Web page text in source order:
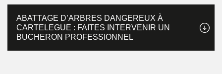
ABATTAGE D’ARBRES DANGEREUX À
CARTELEGUE : FAITES INTERVENIR UN
BUCHERON PROFESSIONNEL